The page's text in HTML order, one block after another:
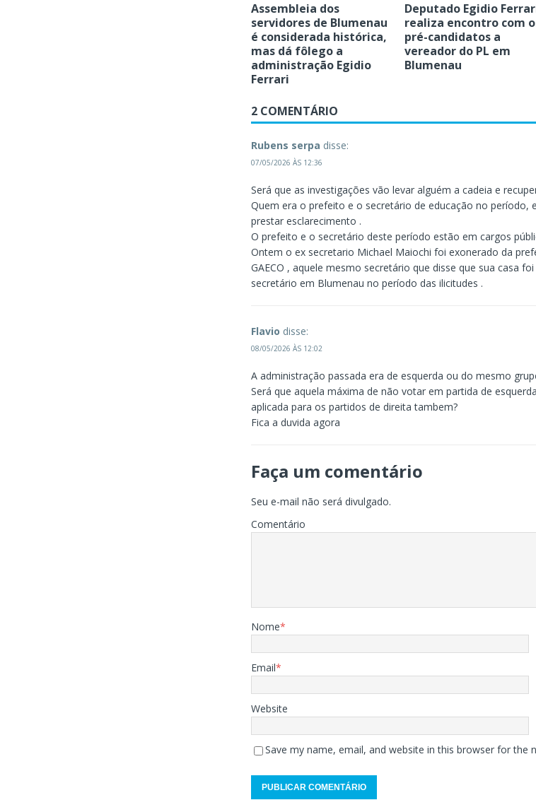
Assembleia dos
servidores de Blumenau
é considerada histórica,
mas dá fôlego a
administração Egidio
Ferrari
Deputado Egidio
realiza encontro com
pré-candidatos a
vereador do PL em
Blumenau
2 COMENTÁRIO
Rubens serpa disse:
07/05/2026 ÀS 12:36
Será que as investigações vão levar alguém a cadeia e
Quem era o prefeito e o secretário de educação no período,
prestar esclarecimento .
O prefeito e o secretário deste período estão em cargos
Ontem o ex secretario Michael Maiochi foi exonerado da
GAECO , aquele mesmo secretário que disse que sua casa
secretário em Blumenau no período das ilicitudes .
Flavio disse:
08/05/2026 ÀS 12:02
A administração passada era de esquerda ou do mesmo
Será que aquela máxima de não votar em partida de
aplicada para os partidos de direita tambem?
Fica a duvida agora
Faça um comentário
Seu e-mail não será divulgado.
Comentário
Nome*
Email*
Website
Save my name, email, and website in this browser for the